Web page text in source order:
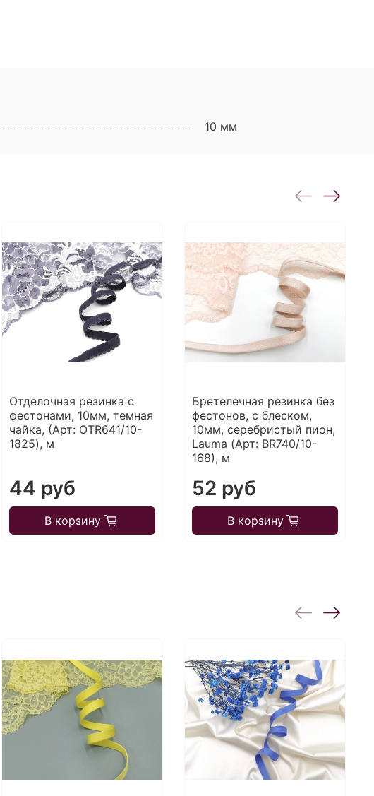
10 мм
Отделочная резинка с
фестонами, 10мм, темная
чайка, (Арт: OTR641/10-
1825), м
44 руб
В корзину
Бретелечная резинка без
фестонов, с блеском,
10мм, серебристый пион,
Lauma (Арт: BR740/10-
168), м
52 руб
В корзину